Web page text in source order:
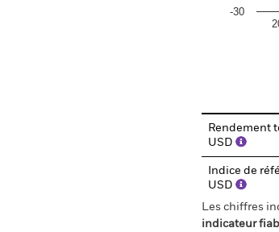
-30
Rendement
USD
Indice de
USD
Les chiffres
indicateur